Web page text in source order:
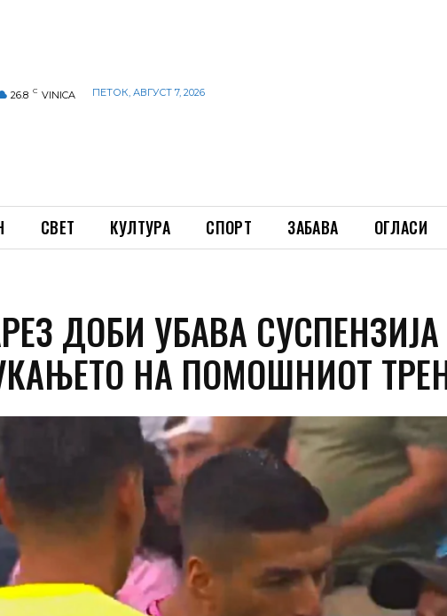
26.8 C VINICA ПЕТОК, АВГУСТ 7, 2026
СВЕТ КУЛТУРА СПОРТ ЗАБАВА ОГЛАСИ
ДОБИ УБАВА
НА ПОМОШНИОТ